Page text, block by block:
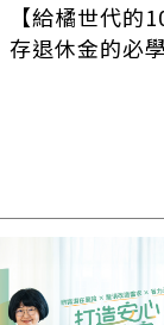
【給橘世代的
存退休金的必